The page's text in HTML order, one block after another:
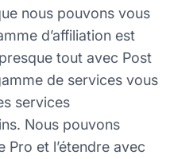
nous pouvons vous
d’affiliation est
tout avec Post
de services vous
services
Nous pouvons
Pro et l’étendre avec